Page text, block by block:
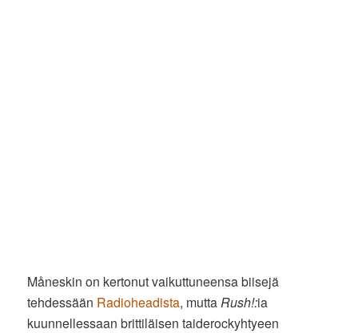
Måneskin on kertonut vaikuttuneensa biisejä
tehdessään Radioheadista, mutta Rush!:ia
kuunnellessaan brittiläisen taiderockyhtyeen